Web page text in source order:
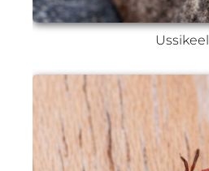
Ussikeel